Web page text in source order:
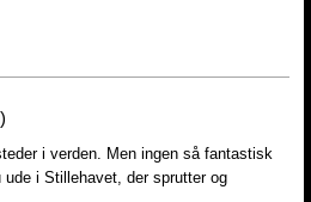
i verden. Men ingen så fantastisk
i Stillehavet, der sprutter og